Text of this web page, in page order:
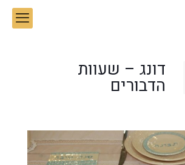
דונג – שעוות
הדבורים